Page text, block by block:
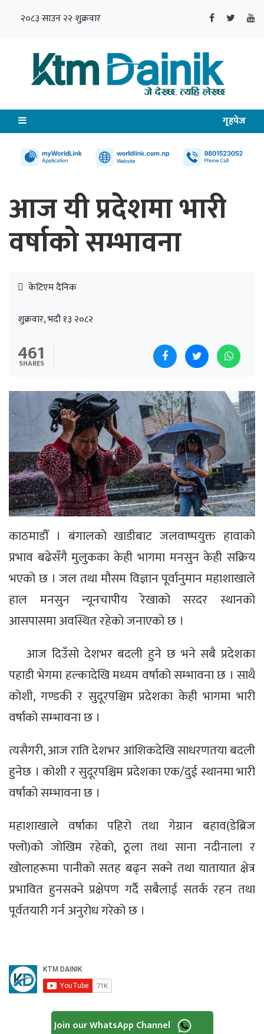
२०८३ साउन २२ शुक्रवार
गृहपेज
आज यी प्रदेशमा भारी
वर्षाको सम्भावना
केटिएम दैनिक
शुक्रवार, भदौ १३ २०८२
461
SHARES
काठमाडौँ । बंगालको खाडीबाट जलवाष्पयुक्त हावाको
प्रभाव बढेसँगै मुलुकका केही भागमा मनसुन केही सक्रिय
भएको छ । जल तथा मौसम विज्ञान पूर्वानुमान महाशाखाले
हाल मनसुन न्यूनचापीय रेखाको सरदर स्थानको
आसपासमा अवस्थित रहेको जनाएको छ ।
आज दिउँसो देशभर बदली हुने छ भने सबै प्रदेशका
पहाडी भेगमा हल्कादेखि मध्यम वर्षाको सम्भावना छ । साथै
कोशी, गण्डकी र सुदूरपश्चिम प्रदेशका केही भागमा भारी
वर्षाको सम्भावना छ ।
त्यसैगरी, आज राति देशभर आंशिकदेखि साधरणतया बदली
हुनेछ । कोशी र सुदूरपश्चिम प्रदेशका एक/दुई स्थानमा भारी
वर्षाको सम्भावना छ ।
महाशाखाले वर्षाका पहिरो तथा गेग्रान बहाव(डेब्रिज
फ्लो)को जोखिम रहेको, ठूला तथा साना नदीनाला र
खोलाहरूमा पानीको सतह बढ्न सक्ने तथा यातायात क्षेत्र
प्रभावित हुनसक्ने प्रक्षेपण गर्दै सबैलाई सतर्क रहन तथा
पूर्वतयारी गर्न अनुरोध गरेको छ ।
Join our WhatsApp Channel